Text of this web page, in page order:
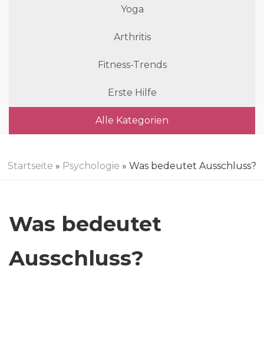
Yoga
Arthritis
Fitness-Trends
Erste Hilfe
Alle Kategorien
Startseite » Psychologie » Was bedeutet Ausschluss?
Was bedeutet
Ausschluss?